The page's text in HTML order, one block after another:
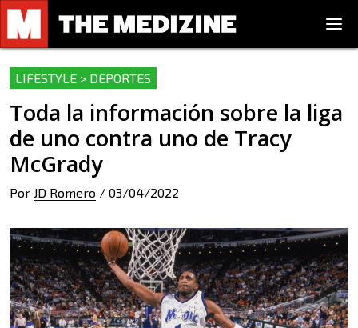
LIFESTYLE > DEPORTES
Toda la información sobre la liga
de uno contra uno de Tracy
McGrady
Por JD Romero / 03/04/2022